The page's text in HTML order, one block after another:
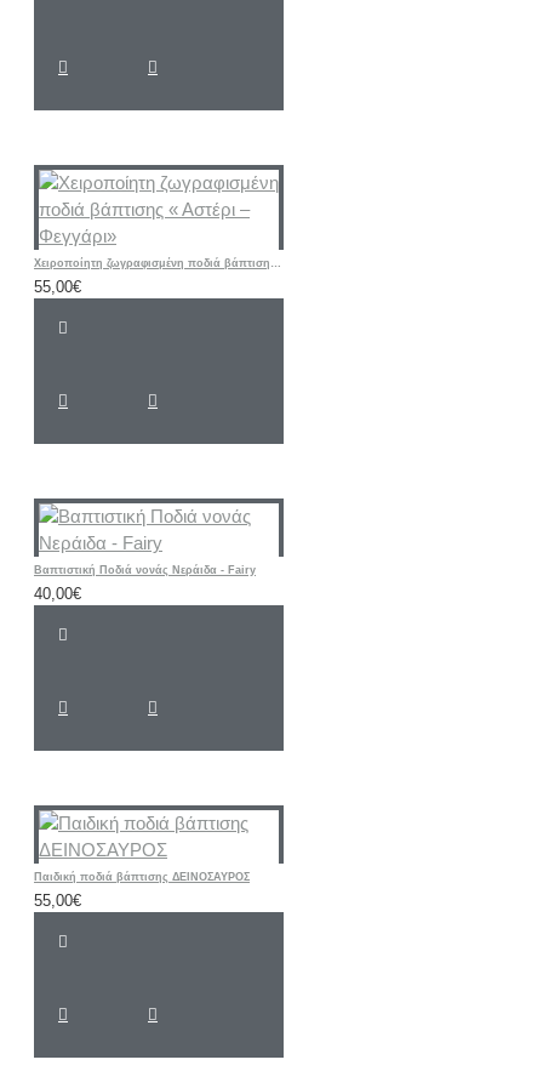
Χειροποίητη ζωγραφισμένη ποδιά βάπτισης « Αστέρι – Φεγγάρι»
55,00€
Βαπτιστική Ποδιά νονάς Νεράιδα - Fairy
40,00€
Παιδική ποδιά βάπτισης ΔΕΙΝΟΣΑΥΡΟΣ
55,00€